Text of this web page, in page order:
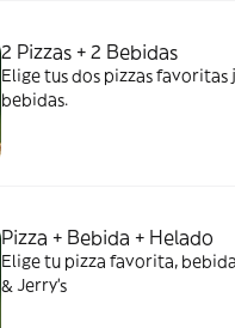
2 Pizzas + 2 Bebidas
Elige tus dos pizzas favoritas
bebidas.
Pizza + Bebida + Helado
Elige tu pizza favorita,
& Jerry's